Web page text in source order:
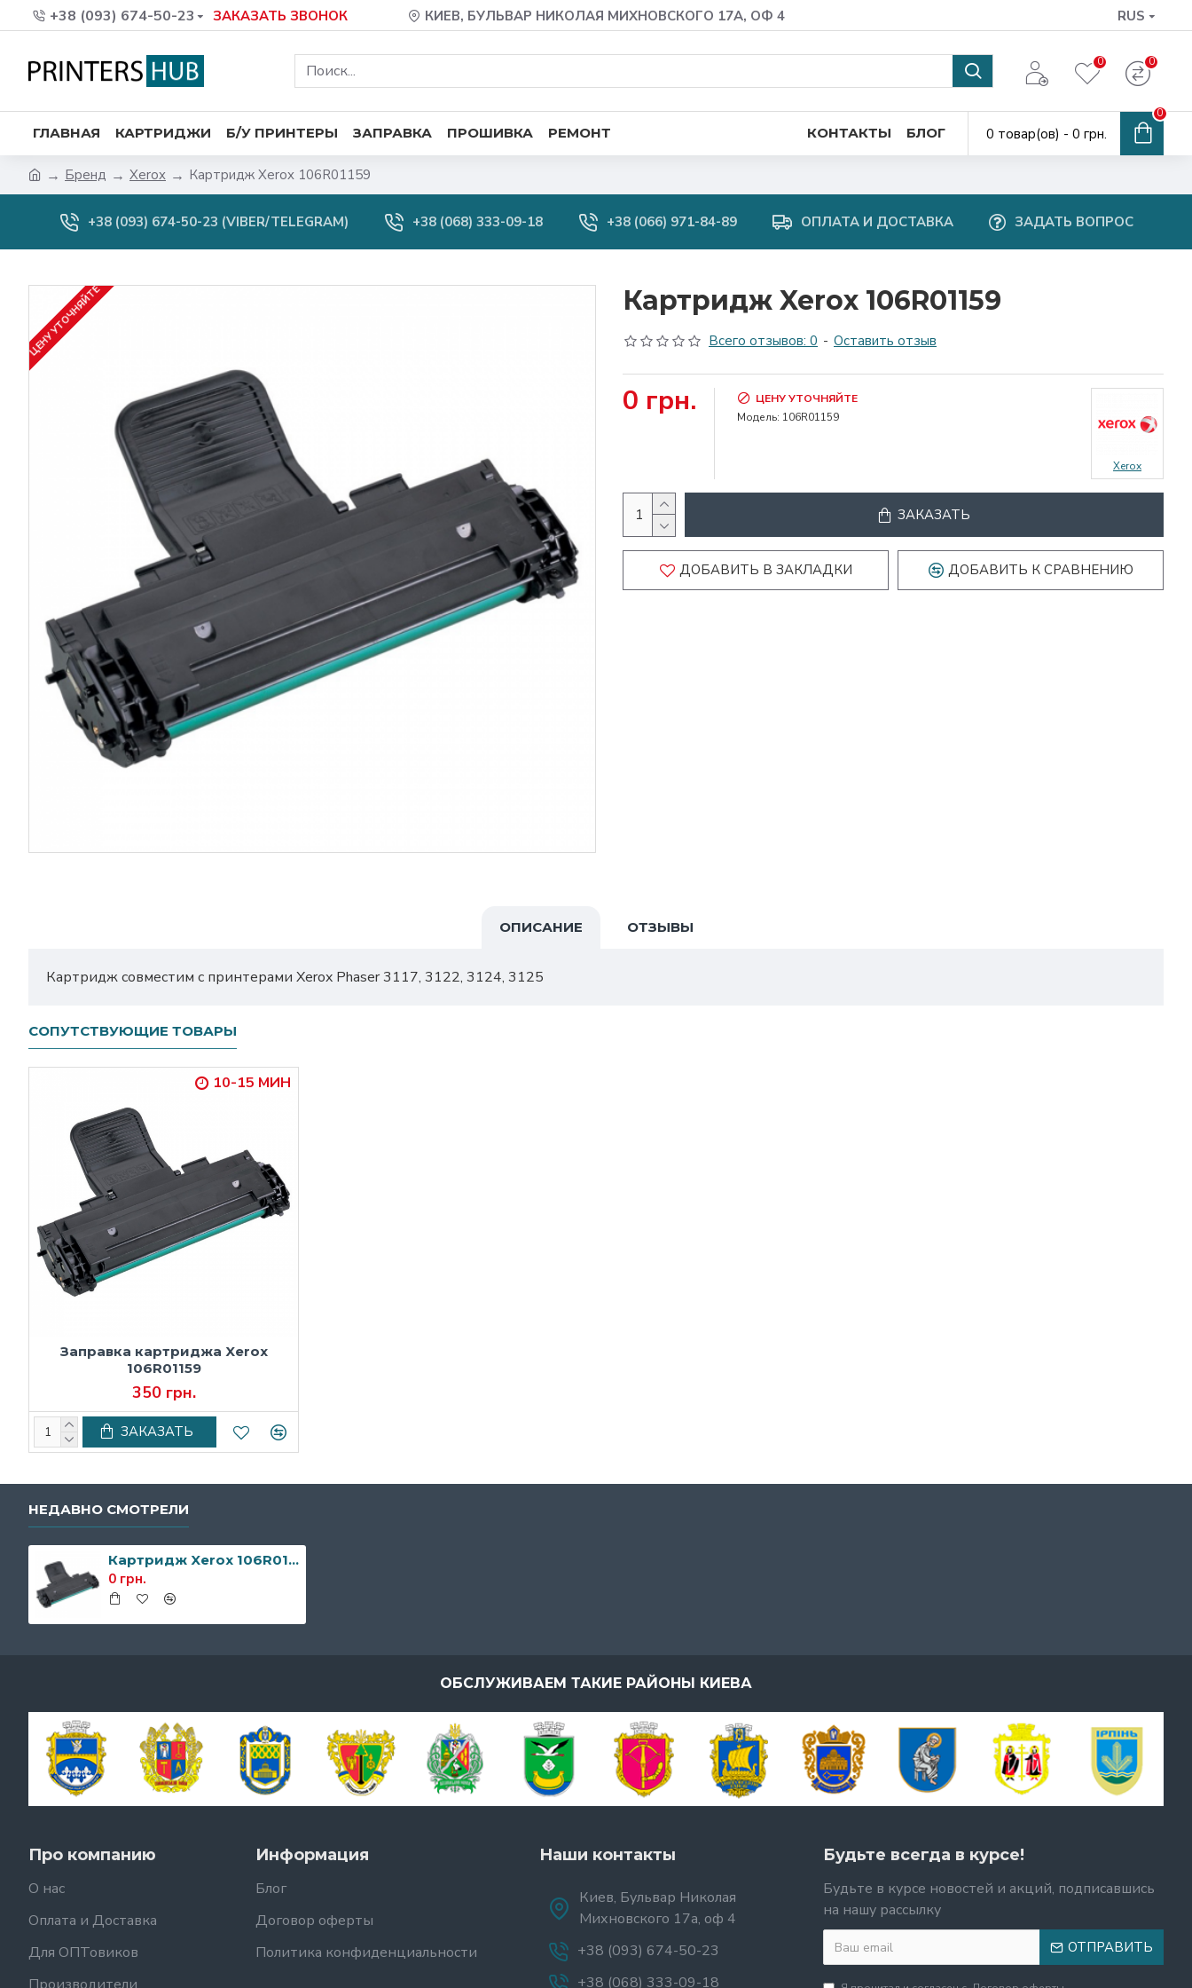
+38 (093) 674-50-23 ЗАКАЗАТЬ ЗВОНОК КИЕВ, БУЛЬВАР НИКОЛАЯ МИХНОВСКОГО 17А, ОФ 4 RUS
0 0
ГЛАВНАЯ КАРТРИДЖИ Б/У ПРИНТЕРЫ ЗАПРАВКА ПРОШИВКА РЕМОНТ КОНТАКТЫ БЛОГ 0 товар(ов) - 0 грн.
0
Бренд Xerox Картридж Xerox 106R01159
+38 (093) 674-50-23 (VIBER/TELEGRAM) +38 (068) 333-09-18 +38 (066) 971-84-89 ОПЛАТА И ДОСТАВКА ЗАДАТЬ ВОПРОС
ЦЕНУ УТОЧНЯЙТЕ Картридж Xerox 106R01159
Всего отзывов: 0 - Оставить отзыв
0 грн.
ЦЕНУ УТОЧНЯЙТЕ
Модель: 106R01159
Xerox
ЗАКАЗАТЬ
ДОБАВИТЬ В ЗАКЛАДКИ ДОБАВИТЬ К СРАВНЕНИЮ
ОПИСАНИЕ ОТЗЫВЫ
Картридж совместим с принтерами Xerox Phaser 3117, 3122, 3124, 3125
СОПУТСТВУЮЩИЕ ТОВАРЫ
10-15 МИН
Заправка картриджа Xerox
106R01159
350 грн.
ЗАКАЗАТЬ
НЕДАВНО СМОТРЕЛИ
Картридж Xerox 106R01159
0 грн.
ОБСЛУЖИВАЕМ ТАКИЕ РАЙОНЫ КИЕВА
Про компанию
О нас
Оплата и Доставка
Для ОПТовиков
Информация
Блог
Договор оферты
Политика конфиденциальности
Наши контакты
Киев, Бульвар Николая
Михновского 17а, оф 4
+38 (093) 674-50-23
+38 (068) 333-09-18
Будьте всегда в курсе!
Будьте в курсе новостей и акций, подписавшись
на нашу рассылку
ОТПРАВИТЬ